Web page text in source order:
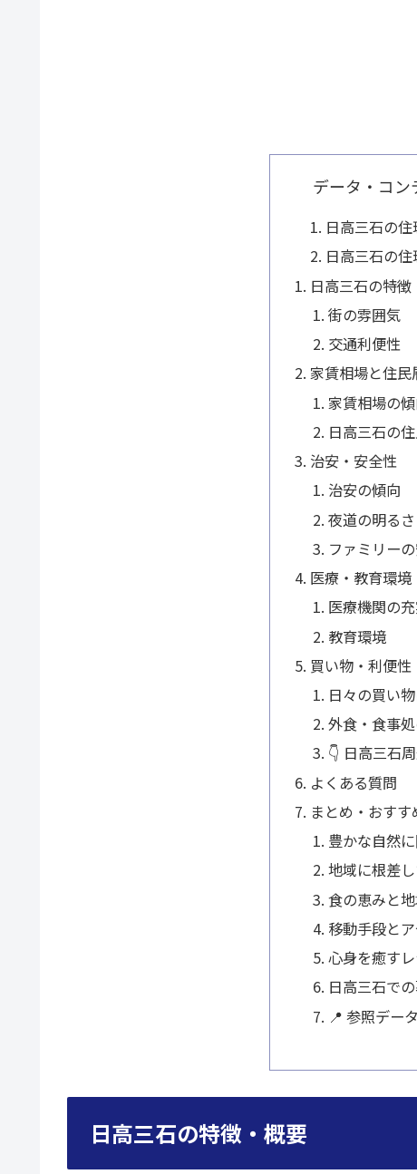
データ・コン
日高三石の
日高三石の
日高三石の特徴
街の雰囲気
交通利便性
家賃相場と住民
家賃相場の
日高三石の
治安・安全性
治安の傾向
夜道の明るさ
ファミリー
医療・教育環境
医療機関の
教育環境
買い物・利便性
日々の買い
外食・食事
👇 日高三石
よくある質問
まとめ・おすす
豊かな自然
地域に根差
食の恵みと
移動手段と
心身を癒す
日高三石で
📍 参照データ
日高三石の特徴・概要